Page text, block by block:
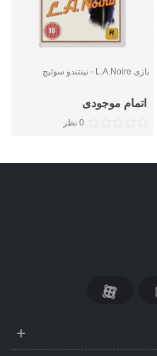
بازی L.A.Noire - نینتندو سوئیچ
اتمام موجودی
0 نظر